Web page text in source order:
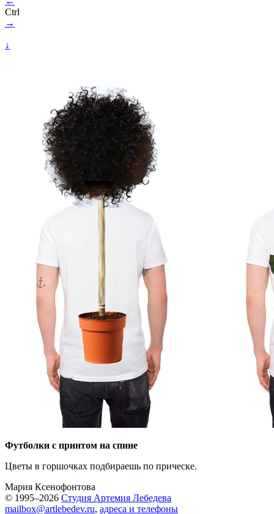
Ctrl
→
↓
Футболки с принтом на спине
Цветы в горшочках подбираешь по прическе.
Мария Ксенофонтова
© 1995–2026 Студия Артемия Лебедева
mailbox@artlebedev.ru, адреса и телефоны